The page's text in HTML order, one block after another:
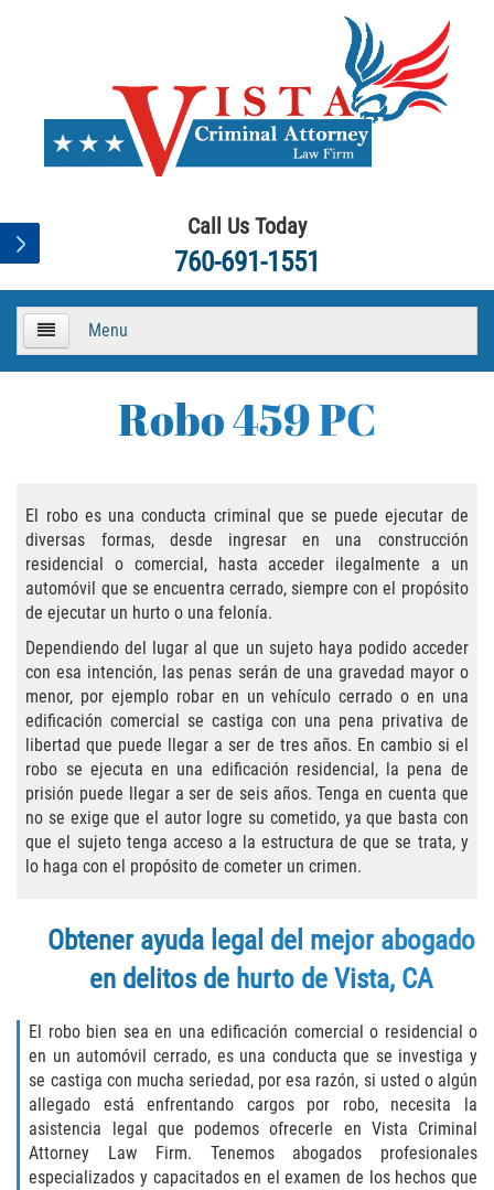
Call Us Today
760-691-1551
Menu
Áreas De Práctica
Asalto y Agresión
Agresión Agravada
Asalto con Arma Mortal
Asalto Con Químicos Cáusticos
Asalto Contra Un Funcionario Público
Asalto Simple
Público
Asuntos Posteriores a la Condena
Anulando o Rechazando una Condena
Certificado de Rehabilitación
Eliminación de Antecedentes Penales
Robo 459 PC
El robo es una conducta criminal que se puede ejecutar de
diversas formas, desde ingresar en una construcción
residencial o comercial, hasta acceder ilegalmente a un
automóvil que se encuentra cerrado, siempre con el propósito
de ejecutar un hurto o una felonía.
Dependiendo del lugar al que un sujeto haya podido acceder
con esa intención, las penas serán de una gravedad mayor o
menor, por ejemplo robar en un vehículo cerrado o en una
edificación comercial se castiga con una pena privativa de
libertad que puede llegar a ser de tres años. En cambio si el
robo se ejecuta en una edificación residencial, la pena de
prisión puede llegar a ser de seis años. Tenga en cuenta que
no se exige que el autor logre su cometido, ya que basta con
que el sujeto tenga acceso a la estructura de que se trata, y
lo haga con el propósito de cometer un crimen.
Obtener ayuda legal del mejor abogado
en delitos de hurto de Vista, CA
El robo bien sea en una edificación comercial o residencial o
en un automóvil cerrado, es una conducta que se investiga y
se castiga con mucha seriedad, por esa razón, si usted o algún
allegado está enfrentando cargos por robo, necesita la
asistencia legal que podemos ofrecerle en Vista Criminal
Attorney Law Firm. Tenemos abogados profesionales
especializados y capacitados en el examen de los hechos que